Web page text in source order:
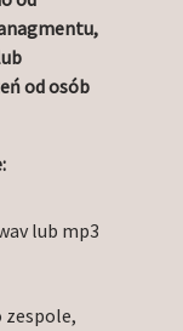
od osób
lub mp3